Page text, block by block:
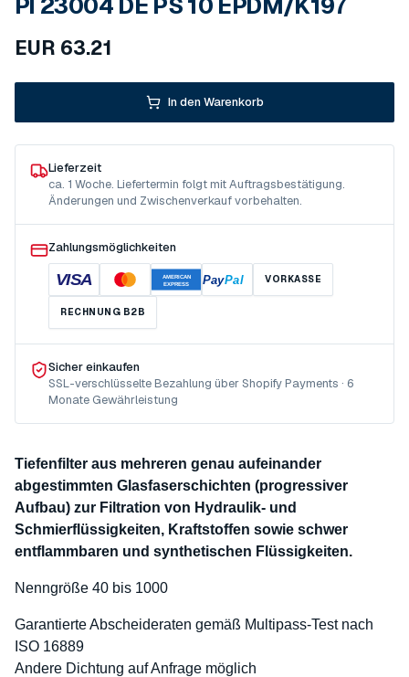
EUR 63.21
In den Warenkorb
Lieferzeit
ca. 1 Woche. Liefertermin folgt mit Auftragsbestätigung.
Änderungen und Zwischenverkauf vorbehalten.
Zahlungsmöglichkeiten
VISA
AMERICAN
EXPRESS
PayPal VORKASSE
RECHNUNG B2B
Sicher einkaufen
SSL-verschlüsselte Bezahlung über Shopify Payments · 6
Monate Gewährleistung
Tiefenfilter aus mehreren genau aufeinander
abgestimmten Glasfaserschichten (progressiver
Aufbau) zur Filtration von Hydraulik- und
Schmierflüssigkeiten, Kraftstoffen sowie schwer
entflammbaren und synthetischen Flüssigkeiten.
Nenngröße 40 bis 1000
Garantierte Abscheideraten gemäß Multipass-Test nach
ISO 16889
Andere Dichtung auf Anfrage möglich